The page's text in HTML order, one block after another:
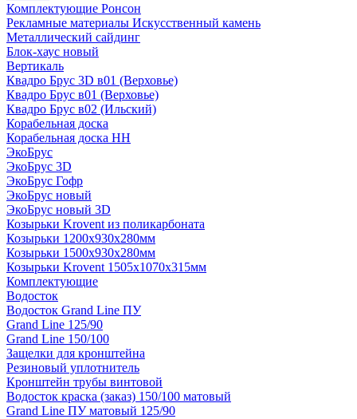
Комплектующие Ронсон
Рекламные материалы Искусственный камень
Металлический сайдинг
Блок-хаус новый
Вертикаль
Квадро Брус 3D в01 (Верховье)
Квадро Брус в01 (Верховье)
Квадро Брус в02 (Ильский)
Корабельная доска
Корабельная доска НН
ЭкоБрус
ЭкоБрус 3D
ЭкоБрус Гофр
ЭкоБрус новый
ЭкоБрус новый 3D
Козырьки Krovent из поликарбоната
Козырьки 1200х930х280мм
Козырьки 1500х930х280мм
Козырьки Krovent 1505х1070х315мм
Комплектующие
Водосток
Водосток Grand Line ПУ
Grand Line 125/90
Grand Line 150/100
Защелки для кронштейна
Резиновый уплотнитель
Кронштейн трубы винтовой
Водосток краска (заказ) 150/100 матовый
Grand Line ПУ матовый 125/90